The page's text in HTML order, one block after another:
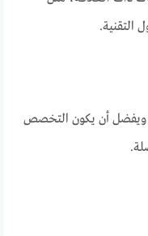
التقنية.
ويفضل أن يكون التخصص